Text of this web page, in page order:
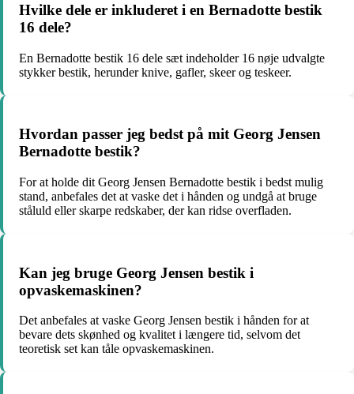
Hvilke dele er inkluderet i en Bernadotte bestik
16 dele?
En Bernadotte bestik 16 dele sæt indeholder 16 nøje udvalgte
stykker bestik, herunder knive, gafler, skeer og teskeer.
Hvordan passer jeg bedst på mit Georg Jensen
Bernadotte bestik?
For at holde dit Georg Jensen Bernadotte bestik i bedst mulig
stand, anbefales det at vaske det i hånden og undgå at bruge
ståluld eller skarpe redskaber, der kan ridse overfladen.
Kan jeg bruge Georg Jensen bestik i
opvaskemaskinen?
Det anbefales at vaske Georg Jensen bestik i hånden for at
bevare dets skønhed og kvalitet i længere tid, selvom det
teoretisk set kan tåle opvaskemaskinen.